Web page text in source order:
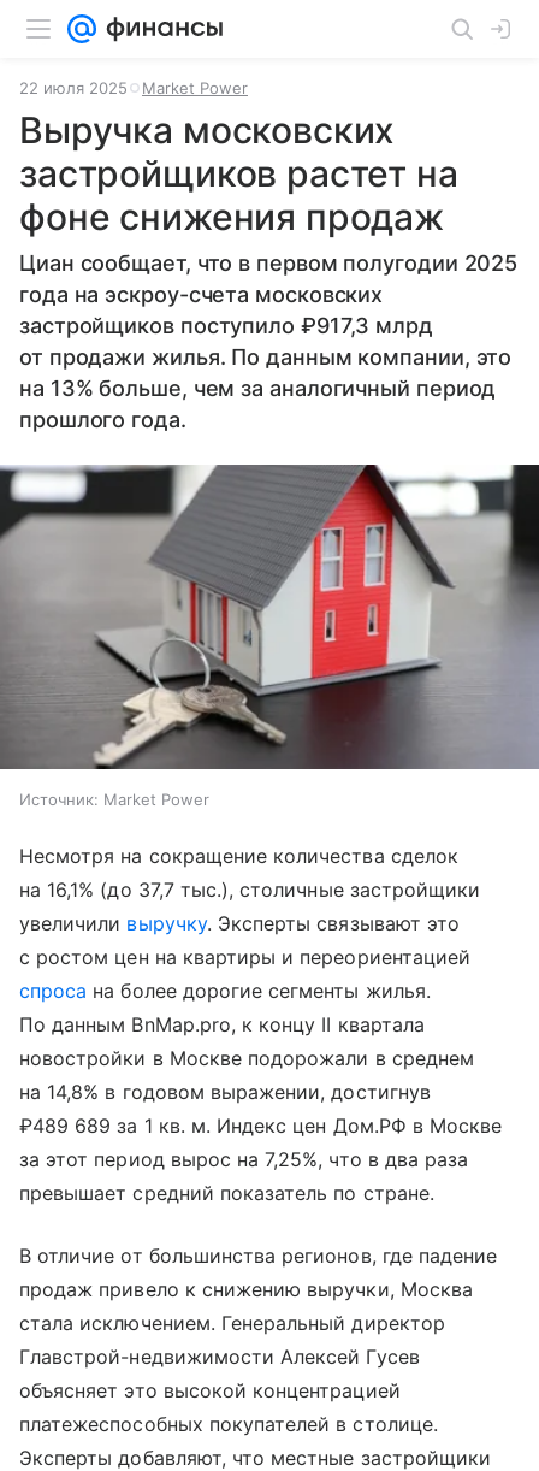
22 июля 2025 Market Power
Выручка московских
застройщиков растет на
фоне снижения продаж
Циан сообщает, что в первом полугодии 2025
года на эскроу-счета московских
застройщиков поступило ₽917,3 млрд
от продажи жилья. По данным компании, это
на 13% больше, чем за аналогичный период
прошлого года.
Источник: Market Power
Несмотря на сокращение количества сделок
на 16,1% (до 37,7 тыс.), столичные застройщики
увеличили выручку. Эксперты связывают это
с ростом цен на квартиры и переориентацией
спроса на более дорогие сегменты жилья.
По данным BnMap.pro, к концу II квартала
новостройки в Москве подорожали в среднем
на 14,8% в годовом выражении, достигнув
₽489 689 за 1 кв. м. Индекс цен Дом.РФ в Москве
за этот период вырос на 7,25%, что в два раза
превышает средний показатель по стране.
В отличие от большинства регионов, где падение
продаж привело к снижению выручки, Москва
стала исключением. Генеральный директор
Главстрой-недвижимости Алексей Гусев
объясняет это высокой концентрацией
платежеспособных покупателей в столице.
Эксперты добавляют, что местные застройщики